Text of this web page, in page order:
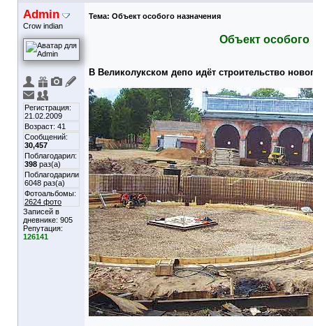
Admin
Crow indian
Регистрация:
21.02.2009
Возраст: 41
Сообщений:
30,457
Поблагодарил:
398 раз(а)
Поблагодарили
6048 раз(а)
Фотоальбомы:
2624 фото
Записей в
дневнике: 905
Репутация:
126141
Тема: Объект особого назначения
Объект особого
В Великолукском депо идёт строительство